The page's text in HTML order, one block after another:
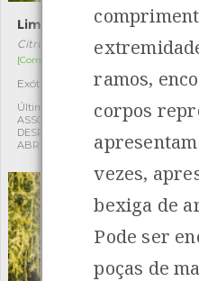
Limoeiro
Citrus limon
[Comum]
Exótica
Última observação por:
ASSOCIAÇÃO CULTURAL E
DESPORTIVA CAPITÃES DE
ABRIL
1
ramos,
corpos
vezes,
bexiga de
Pode ser
poças de